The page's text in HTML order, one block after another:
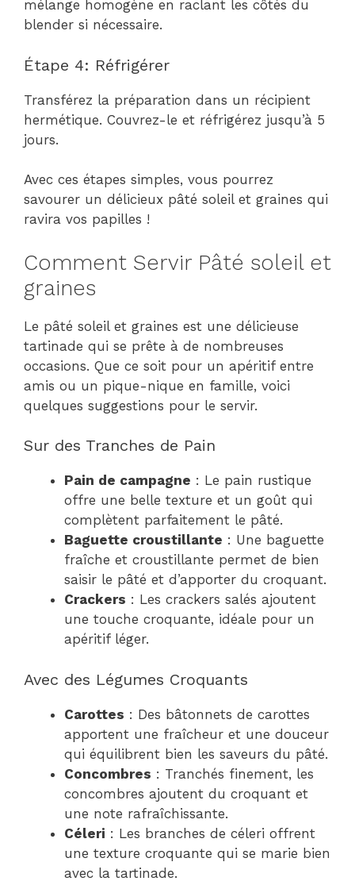
mélange homogène en raclant les côtés du
blender si nécessaire.
Étape 4: Réfrigérer
Transférez la préparation dans un récipient
hermétique. Couvrez-le et réfrigérez jusqu’à 5
jours.
Avec ces étapes simples, vous pourrez
savourer un délicieux pâté soleil et graines qui
ravira vos papilles !
Comment Servir Pâté soleil et
graines
Le pâté soleil et graines est une délicieuse
tartinade qui se prête à de nombreuses
occasions. Que ce soit pour un apéritif entre
amis ou un pique-nique en famille, voici
quelques suggestions pour le servir.
Sur des Tranches de Pain
Pain de campagne : Le pain rustique
offre une belle texture et un goût qui
complètent parfaitement le pâté.
Baguette croustillante : Une baguette
fraîche et croustillante permet de bien
saisir le pâté et d’apporter du croquant.
Crackers : Les crackers salés ajoutent
une touche croquante, idéale pour un
apéritif léger.
Avec des Légumes Croquants
Carottes : Des bâtonnets de carottes
apportent une fraîcheur et une douceur
qui équilibrent bien les saveurs du pâté.
Concombres : Tranchés finement, les
concombres ajoutent du croquant et
une note rafraîchissante.
Céleri : Les branches de céleri offrent
une texture croquante qui se marie bien
avec la tartinade.